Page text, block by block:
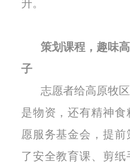
升。
策划课程，趣味
子
志愿者给高原牧
是物资，还有精神
愿服务基金会，提
了安全教育课、剪纸